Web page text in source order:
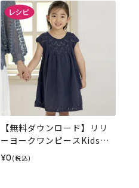
【無料ダウンロード】リリ
ーヨークワンピースKids
（レシピ）
¥0 (税込)